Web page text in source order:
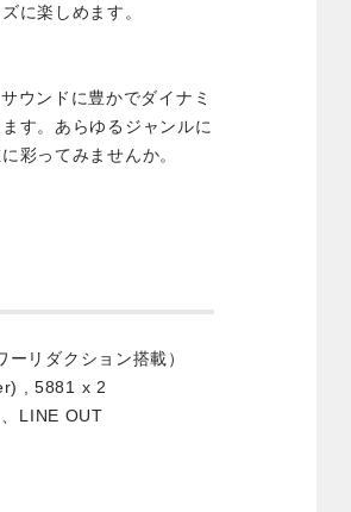
に楽しめます。
ウンドに豊かでダイナミ
す。あらゆるジャンルに
彩ってみませんか。
リダクション搭載）
, 5881 x 2
LINE OUT